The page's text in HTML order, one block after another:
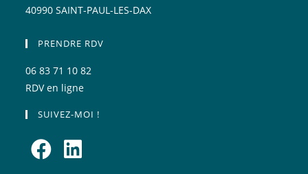
40990 SAINT-PAUL-LES-DAX
PRENDRE RDV
06 83 71 10 82
RDV en ligne
SUIVEZ-MOI !